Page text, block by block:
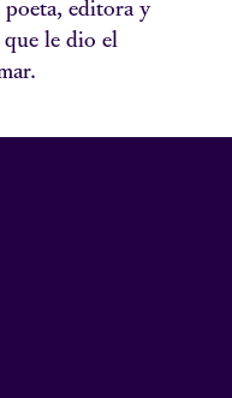
editora y
le dio el